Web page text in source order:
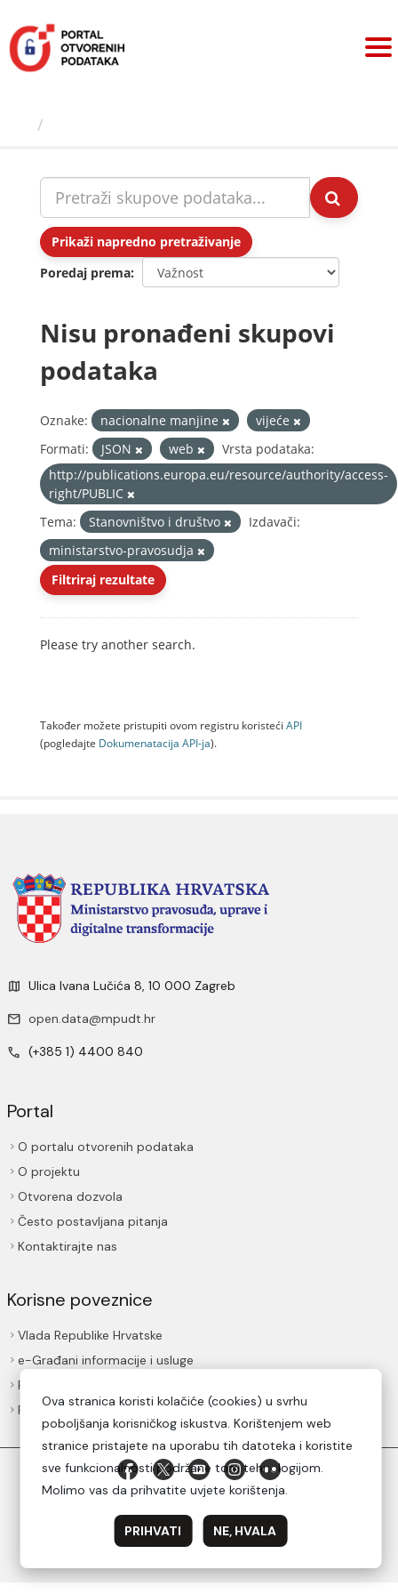
sadržaj
Prikaži napredno pretraživanje
Poredaj prema
Nisu pronađeni skupovi
podataka
Oznake: nacionalne manjine
vijeće
Formati:
JSON web
Vrsta podataka:
http://publications.europa.eu/resource/authority/access-
right/PUBLIC
Tema:
Stanovništvo i društvo
Izdavači:
ministarstvo-pravosudja
Filtriraj rezultate
Please try another search.
Također možete pristupiti ovom registru koristeći API
(pogledajte Dokumenаtаcijа API-jа).